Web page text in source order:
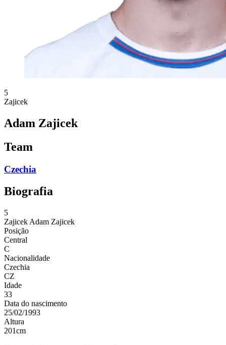
5
Zajicek
Adam Zajicek
Team
Czechia
Biografia
5
Zajicek Adam Zajicek
Posição
Central
C
Nacionalidade
Czechia
CZ
Idade
33
Data do nascimento
25/02/1993
Altura
201cm